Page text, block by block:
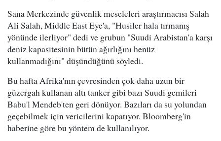
Sana Merkezinde güvenlik meseleleri araştırmacısı Salah
Ali Salah, Middle East Eye'a, "Husiler hala tırmanış
yönünde ilerliyor" dedi ve grubun "Suudi Arabistan'a karşı
deniz kapasitesinin bütün ağırlığını henüz
kullanmadığını" düşündüğünü söyledi.
Bu hafta Afrika'nın çevresinden çok daha uzun bir
güzergah kullanan altı tanker gibi bazı Suudi gemileri
Babu'l Mendeb'ten geri dönüyor. Bazıları da su yolundan
geçebilmek için vericilerini kapatıyor. Bloomberg'in
haberine göre bu yöntem de kullanılıyor.